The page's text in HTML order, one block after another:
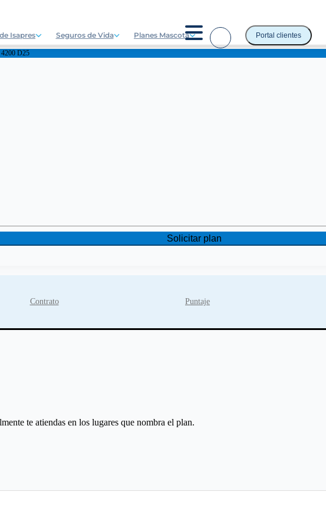
Isapres Seguros de Vida Planes Mascota Portal clientes
D25
Solicitar plan
Contrato Puntaje
te atiendas en los lugares que nombra el plan.